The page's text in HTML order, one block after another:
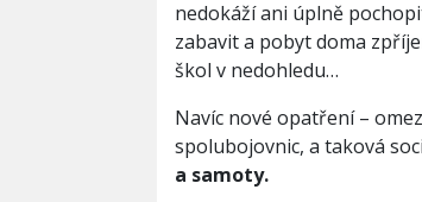
nedokáží ani úplně
zabavit a pobyt doma
škol v nedohledu…
Navíc nové opatření –
spolubojovnic, a taková
a samoty.